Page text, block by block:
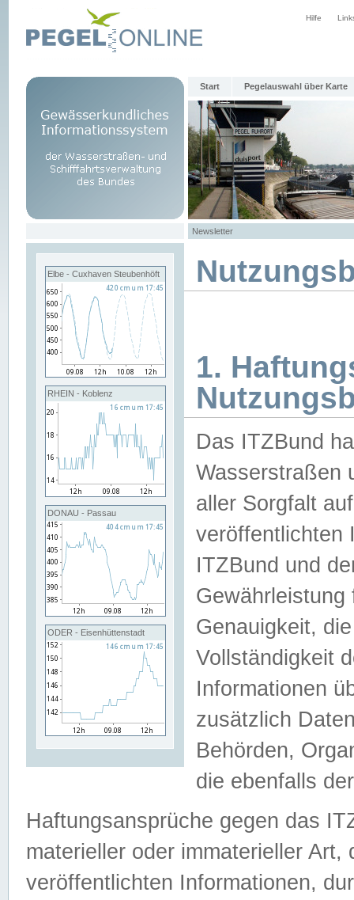
Hilfe
Start Pegelauswahl über Karte
Newsletter
Elbe - Cuxhaven Steubenhöft
RHEIN - Koblenz
DONAU - Passau
ODER - Eisenhüttenstadt
1.
Das ITZBund
Wasserstraßen
aller Sorgfalt
veröffentlichten
ITZBund und
Genauigkeit,
Vollständigkeit
Informationen
zusätzlich
Behörden,
die ebenfalls
Haftungsansprüche gegen das
materieller oder immaterieller
veröffentlichten Informationen,